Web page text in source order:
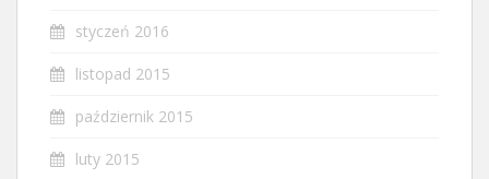
styczeń 2016
listopad 2015
październik 2015
luty 2015